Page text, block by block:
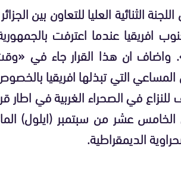
الثنائية العليا للتعاون بين
افريقيا عندما اعترفت
واضاف ان هذا القرار جاء في «
التي تبذلها افريقيا
في الصحراء الغربية في اطار
الخامس عشر من سبتمبر (ايلول)
الديمقراطية.